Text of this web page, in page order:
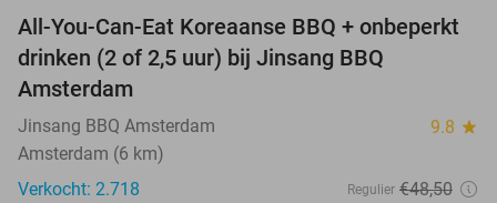
21%
All-You-Can-Eat Koreaanse BBQ + onbeperkt
drinken (2 of 2,5 uur) bij Jinsang BBQ
Amsterdam
Jinsang BBQ Amsterdam 9.8 star
Amsterdam (6 km)
Verkocht: 2.718
Regulier €48,50